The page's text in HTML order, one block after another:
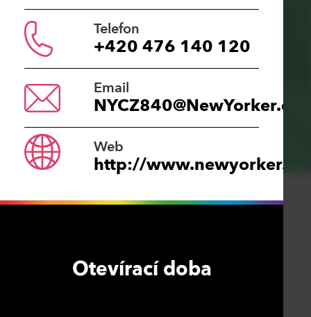
Telefon
+420 476 140 120
Email
NYCZ840@NewYorker.de
Web
http://www.newyorker.cz/
Otevírací doba